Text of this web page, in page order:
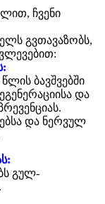
ჩვენი
გვთავაზობს,
ბავშვებში
და
და ნერვულ
გულ-